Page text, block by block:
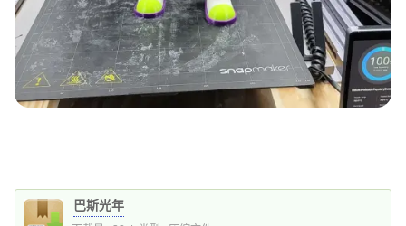
巴斯光年